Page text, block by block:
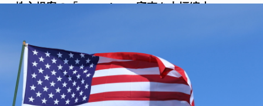
株主提案の「no-action」審査を大幅縮小